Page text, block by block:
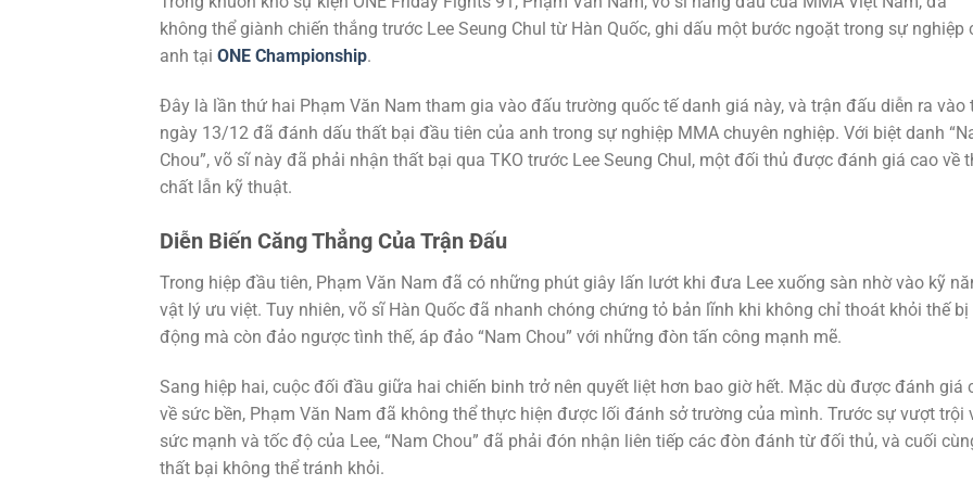
không thể giành chiến thắng trước Lee Seung Chul từ Hàn Quốc, ghi dấu một bước ngoặt trong sự nghiệp
anh tại ONE Championship.
Đây là lần thứ hai Phạm Văn Nam tham gia vào đấu trường quốc tế danh giá này, và trận đấu diễn ra vào
ngày 13/12 đã đánh dấu thất bại đầu tiên của anh trong sự nghiệp MMA chuyên nghiệp. Với biệt danh
Chou”, võ sĩ này đã phải nhận thất bại qua TKO trước Lee Seung Chul, một đối thủ được đánh giá cao về
chất lẫn kỹ thuật.
Diễn Biến Căng Thẳng Của Trận Đấu
Trong hiệp đầu tiên, Phạm Văn Nam đã có những phút giây lấn lướt khi đưa Lee xuống sàn nhờ vào kỹ
vật lý ưu việt. Tuy nhiên, võ sĩ Hàn Quốc đã nhanh chóng chứng tỏ bản lĩnh khi không chỉ thoát khỏi thế bị
động mà còn đảo ngược tình thế, áp đảo “Nam Chou” với những đòn tấn công mạnh mẽ.
Sang hiệp hai, cuộc đối đầu giữa hai chiến binh trở nên quyết liệt hơn bao giờ hết. Mặc dù được đánh giá
về sức bền, Phạm Văn Nam đã không thể thực hiện được lối đánh sở trường của mình. Trước sự vượt trội
sức mạnh và tốc độ của Lee, “Nam Chou” đã phải đón nhận liên tiếp các đòn đánh từ đối thủ, và cuối
thất bại không thể tránh khỏi.